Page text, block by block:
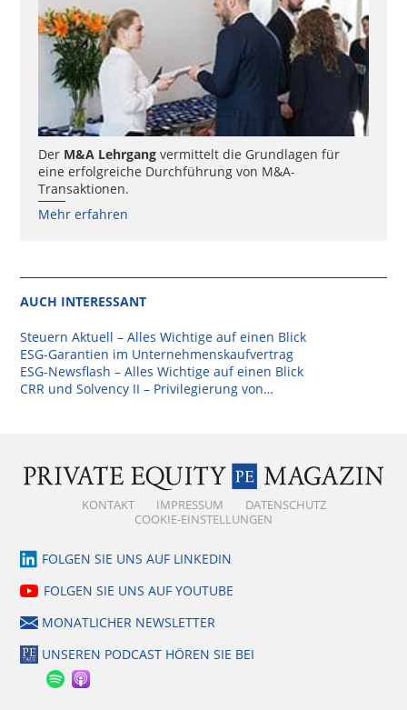
Der M&A Lehrgang vermittelt die Grundlagen für
eine erfolgreiche Durchführung von M&A-
Transaktionen.
Mehr erfahren
AUCH INTERESSANT
Steuern Aktuell – Alles Wichtige auf einen Blick
ESG-Garantien im Unternehmenskaufvertrag
ESG-Newsflash – Alles Wichtige auf einen Blick
CRR und Solvency II – Privilegierung von…
KONTAKT IMPRESSUM
DATENSCHUTZ
COOKIE-EINSTELLUNGEN
FOLGEN SIE UNS AUF LINKEDIN
FOLGEN SIE UNS AUF YOUTUBE
MONATLICHER NEWSLETTER
UNSEREN PODCAST HÖREN SIE BEI